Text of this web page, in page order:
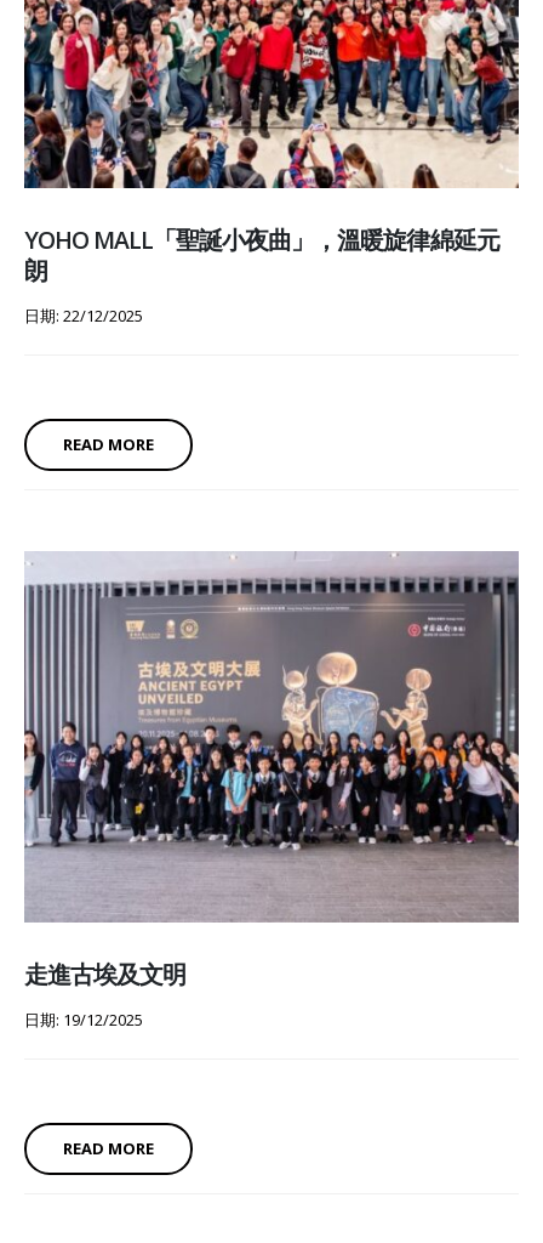
YOHO MALL「聖誕小夜曲」，溫暖旋律綿延元
朗
日期: 22/12/2025
READ MORE
走進古埃及文明
日期: 19/12/2025
READ MORE